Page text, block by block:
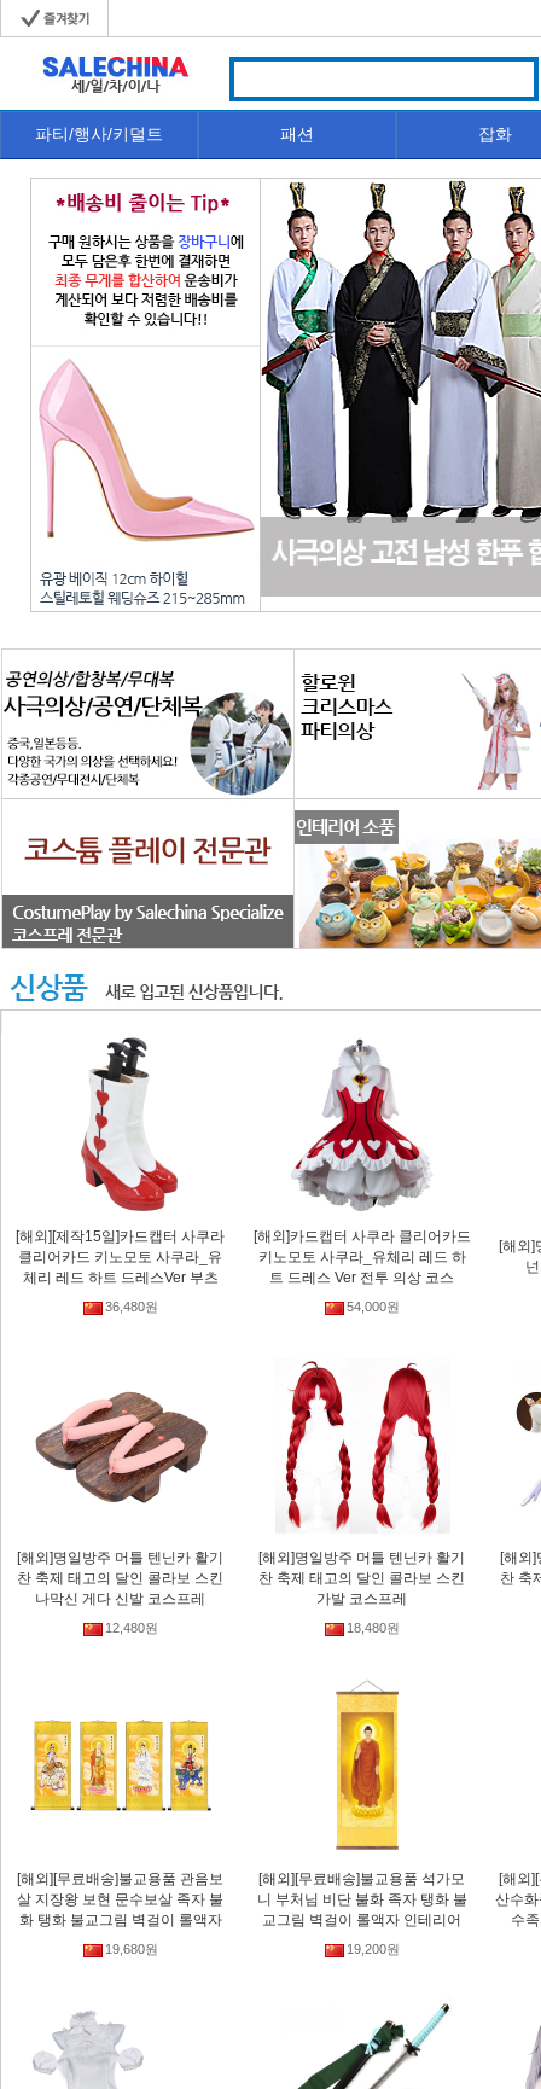
파티/행사/키덜트 패션 잡화
[해외][제작15일]카드캡터 사쿠라
클리어카드 키노모토 사쿠라_유
체리 레드 하트 드레스Ver 부츠
36,480원
[해외]카드캡터 사쿠라 클리어카드
키노모토 사쿠라_유체리 레드 하
트 드레스 Ver 전투 의상 코스
54,000원
[해외]
[해외]명일방주 머틀 텐닌카 활기
찬 축제 태고의 달인 콜라보 스킨
나막신 게다 신발 코스프레
12,480원
[해외]명일방주 머틀 텐닌카 활기
찬 축제 태고의 달인 콜라보 스킨
가발 코스프레
18,480원
[해외
찬 축
[해외][무료배송]불교용품 관음보
살 지장왕 보현 문수보살 족자 불
화 탱화 불교그림 벽걸이 롤액자
19,680원
[해외][무료배송]불교용품 석가모
니 부처님 비단 불화 족자 탱화 불
교그림 벽걸이 롤액자 인테리어
19,200원
[해외
산수
수